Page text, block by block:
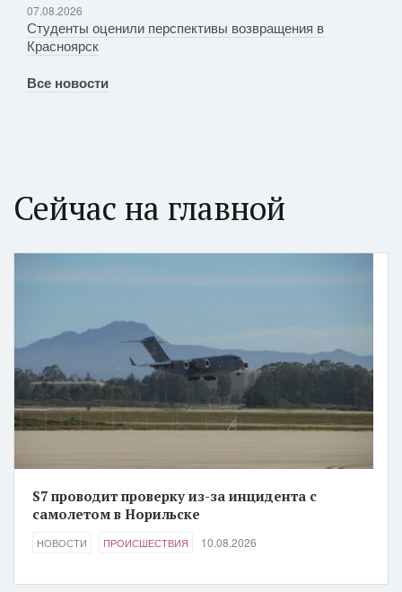
07.08.2026
Студенты оценили перспективы возвращения в
Красноярск
Все новости
Сейчас на главной
S7 проводит проверку из-за инцидента с
самолетом в Норильске
НОВОСТИ ПРОИСШЕСТВИЯ 10.08.2026